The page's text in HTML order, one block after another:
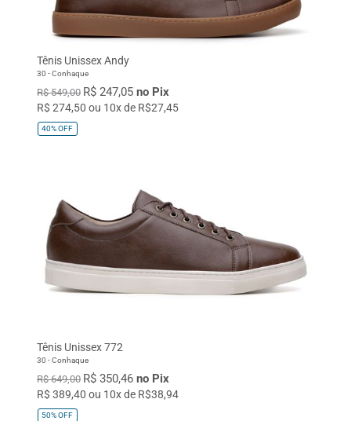
Tênis Unissex Andy
30 - Conhaque
R$ 549,00 R$ 247,05 no Pix
R$ 274,50 ou 10x de R$27,45
40%OFF
Tênis Unissex 772
30 - Conhaque
R$ 649,00 R$ 350,46 no Pix
R$ 389,40 ou 10x de R$38,94
50%OFF